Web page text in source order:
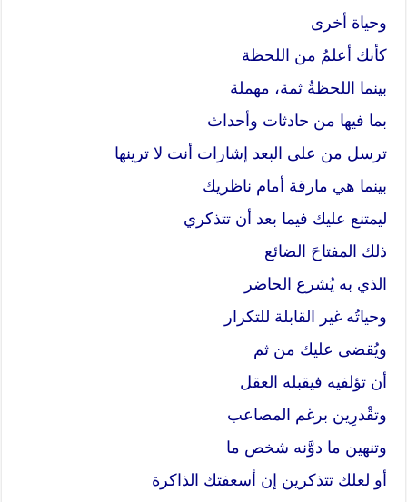
وحياة أخرى
كأنك أعلمُ من اللحظة
بينما اللحظةُ ثمة، مهملة
بما فيها من حادثات وأحداث
ترسل من على البعد إشارات أنت لا ترينها
بينما هي مارقة أمام ناظريك
ليمتنع عليك فيما بعد أن تتذكري
ذلك المفتاحَ الضائع
الذي به يُشرع الحاضر
وحياتُه غير القابلة للتكرار
ويُقضى عليك من ثم
أن تؤلفيه فيقبله العقل
وتقْدرِين برغم المصاعب
وتنهين ما دوَّنه شخص ما
أو لعلك تتذكرين إن أسعفتك الذاكرة